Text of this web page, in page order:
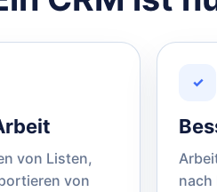
von Listen,
von
✓
nach